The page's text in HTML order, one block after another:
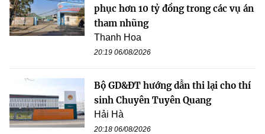
phục hơn 10 tỷ đồng trong các vụ án
tham nhũng
Thanh Hoa
20:19 06/08/2026
Bộ GD&ĐT hướng dẫn thi lại cho thí
sinh Chuyên Tuyên Quang
Hải Hà
20:18 06/08/2026